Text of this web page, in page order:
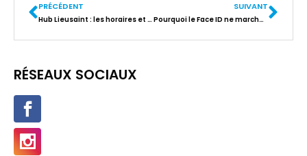
PRÉCÉDENT
Hub Lieusaint : les horaires et l’adresse pour retirer les colis rapidement
SUIVANT
Pourquoi le Face ID ne marche pas : les 6 solutions efficaces ?
RÉSEAUX SOCIAUX